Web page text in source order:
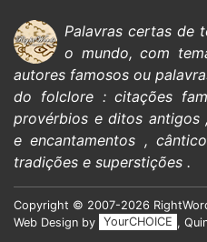
Palavras certas de
o mundo, com
autores famosos ou
do folclore:citações
provérbios e ditos antigos,
e encantamentos ,
tradições e superstições .
Copyright © 2007-2026
Web Design by
YourCHOICE ,